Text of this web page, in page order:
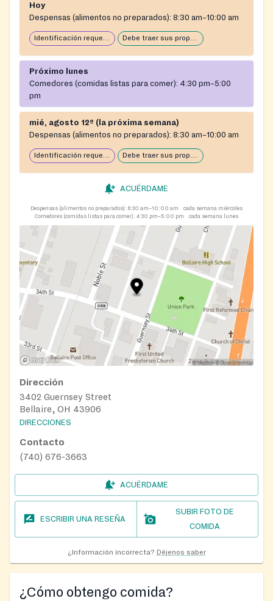
Hoy
Despensas (alimentos no preparados): 8:30 am–10:00 am
Identificación requerida Debe traer sus propias bolsas/carrito
Próximo lunes
Comedores (comidas listas para comer): 4:30 pm–5:00
pm
mié, agosto 12º (la próxima semana)
Despensas (alimentos no preparados): 8:30 am–10:00 am
Identificación requerida Debe traer sus propias bolsas/carrito
ACUÉRDAME
Despensas (alimentos no preparados): 8:30 am–10:00 am
cada semana miércoles
Comedores (comidas listas para comer): 4:30 pm–5:00 pm cada semana lunes
Dirección
3402 Guernsey Street
Bellaire, OH 43906
DIRECCIONES
Contacto
(740) 676-3663
ACUÉRDAME
ESCRIBIR UNA RESEÑA
SUBIR FOTO DE
COMIDA
¿Información incorrecta? Déjenos saber
¿Cómo obtengo comida?